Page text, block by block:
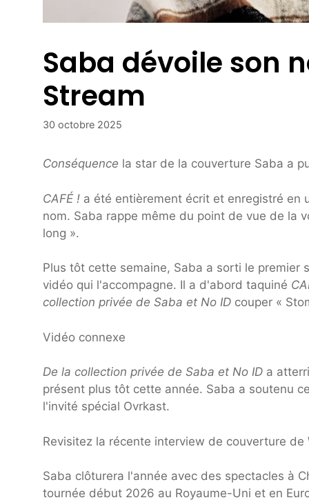
Saba dévoile son
Stream
30 octobre 2025
Conséquence la star de la couverture Saba a
CAFÉ ! a été entièrement écrit et enregistré en
nom. Saba rappe même du point de vue de la
long ».
Plus tôt cette semaine, Saba a sorti le premier
vidéo qui l'accompagne. Il a d'abord taquiné
collection privée de Saba et No ID couper «
Vidéo connexe
De la collection privée de Saba et No ID a
présent plus tôt cette année. Saba a soutenu
l'invité spécial Ovrkast.
Revisitez la récente interview de couverture
Saba clôturera l'année avec des spectacles à
tournée début 2026 au Royaume-Uni et en